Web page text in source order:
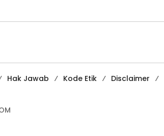
Hak Jawab Kode Etik Disclaimer